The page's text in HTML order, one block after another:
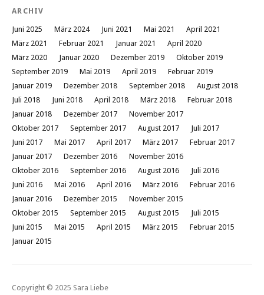
ARCHIV
Juni 2025 März 2024 Juni 2021 Mai 2021
April 2021
März 2021
Februar 2021 Januar 2021
April 2020
März 2020
Januar 2020 Dezember 2019
Oktober 2019
September 2019
Mai 2019 April 2019
Februar 2019
Januar 2019
Dezember 2018 September 2018
August 2018
Juli 2018
Juni 2018 April 2018 März 2018
Februar 2018
Januar 2018
Dezember 2017
November 2017
Oktober 2017
September 2017 August 2017
Juli 2017
Juni 2017
Mai 2017 April 2017 März 2017
Februar 2017
Januar 2017
Dezember 2016
November 2016
Oktober 2016
September 2016 August 2016
Juli 2016
Juni 2016
Mai 2016 April 2016 März 2016
Februar 2016
Januar 2016
Dezember 2015
November 2015
Oktober 2015
September 2015 August 2015
Juli 2015
Juni 2015
Mai 2015 April 2015 März 2015
Februar 2015
Januar 2015
Copyright © 2025 Sara Liebe